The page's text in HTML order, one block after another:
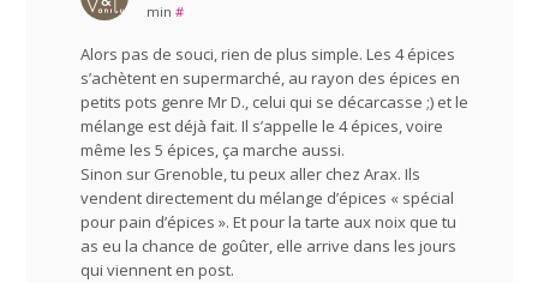
min #
Alors pas de souci, rien de plus simple. Les 4 épices
s’achètent en supermarché, au rayon des épices en
petits pots genre Mr D., celui qui se décarcasse ;) et le
mélange est déjà fait. Il s’appelle le 4 épices, voire
même les 5 épices, ça marche aussi.
Sinon sur Grenoble, tu peux aller chez Arax. Ils
vendent directement du mélange d’épices « spécial
pour pain d’épices ». Et pour la tarte aux noix que tu
as eu la chance de goûter, elle arrive dans les jours
qui viennent en post.